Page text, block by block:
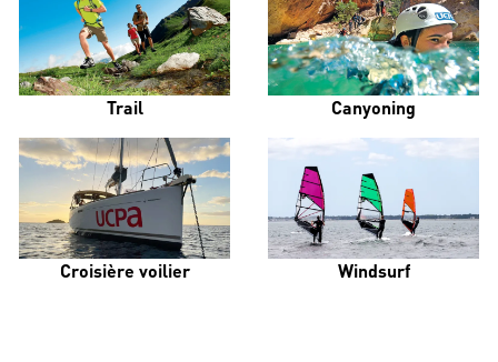
Trail Canyoning
Croisière voilier Windsurf